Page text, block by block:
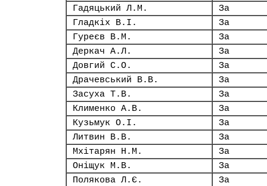
Гадяцький Л.М.
За
Гладкіх В.І.
За
Гуреєв В.М.
За
Деркач А.Л.
За
Довгий С.О.
За
Драчевський В.В.
За
Засуха Т.В.
За
Клименко А.В.
За
Кузьмук О.І.
За
Литвин В.В.
За
Мхітарян Н.М.
За
Оніщук М.В.
За
Полякова Л.Є.
За